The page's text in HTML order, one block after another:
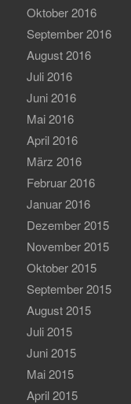
Oktober 2016
September 2016
August 2016
Juli 2016
Juni 2016
Mai 2016
April 2016
März 2016
Februar 2016
Januar 2016
Dezember 2015
November 2015
Oktober 2015
September 2015
August 2015
Juli 2015
Juni 2015
Mai 2015
April 2015